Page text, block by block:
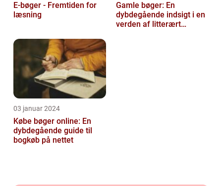
E-bøger - Fremtiden for
læsning
Gamle bøger: En
dybdegående indsigt i en
verden af litterært
03 januar 2024
Købe bøger online: En
dybdegående guide til
bogkøb på nettet